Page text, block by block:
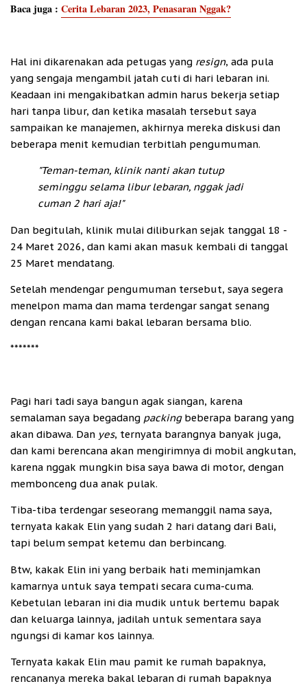
Baca juga : Cerita Lebaran 2023, Penasaran Nggak?
Hal ini dikarenakan ada petugas yang resign, ada pula
yang sengaja mengambil jatah cuti di hari lebaran ini.
Keadaan ini mengakibatkan admin harus bekerja setiap
hari tanpa libur, dan ketika masalah tersebut saya
sampaikan ke manajemen, akhirnya mereka diskusi dan
beberapa menit kemudian terbitlah pengumuman.
"Teman-teman, klinik nanti akan tutup
seminggu selama libur lebaran, nggak jadi
cuman 2 hari aja!"
Dan begitulah, klinik mulai diliburkan sejak tanggal 18 -
24 Maret 2026, dan kami akan masuk kembali di tanggal
25 Maret mendatang.
Setelah mendengar pengumuman tersebut, saya segera
menelpon mama dan mama terdengar sangat senang
dengan rencana kami bakal lebaran bersama blio.
*******
Pagi hari tadi saya bangun agak siangan, karena
semalaman saya begadang packing beberapa barang yang
akan dibawa. Dan yes, ternyata barangnya banyak juga,
dan kami berencana akan mengirimnya di mobil angkutan,
karena nggak mungkin bisa saya bawa di motor, dengan
membonceng dua anak pulak.
Tiba-tiba terdengar seseorang memanggil nama saya,
ternyata kakak Elin yang sudah 2 hari datang dari Bali,
tapi belum sempat ketemu dan berbincang.
Btw, kakak Elin ini yang berbaik hati meminjamkan
kamarnya untuk saya tempati secara cuma-cuma.
Kebetulan lebaran ini dia mudik untuk bertemu bapak
dan keluarga lainnya, jadilah untuk sementara saya
ngungsi di kamar kos lainnya.
Ternyata kakak Elin mau pamit ke rumah bapaknya,
rencananya mereka bakal lebaran di rumah bapaknya